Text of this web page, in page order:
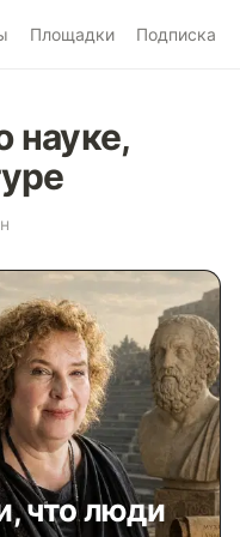
Площадки Подписка
науке,
что люди